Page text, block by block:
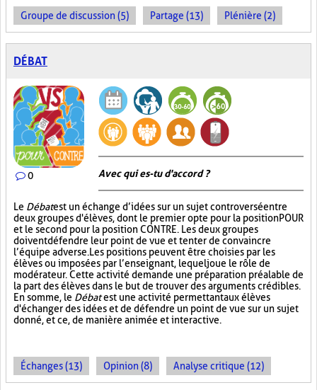
Groupe de discussion (5) Partage (13) Plénière (2)
DÉBAT
0 Avec qui es-tu d'accord ?
Le Débatest un échange d’idées sur un sujet controversé entre
deux groupes d'élèves, dont le premier opte pour la position POUR
et le second pour la position CONTRE. Les deux groupes
doivent défendre leur point de vue et tenter de convaincre
l’équipe adverse. Les positions peuvent être choisies par les
élèves ou imposées par l’enseignant, lequel joue le rôle de
modérateur. Cette activité demande une préparation préalable de
la part des élèves dans le but de trouver des arguments crédibles.
En somme, le Débatest une activité permettant aux élèves
d'échanger des idées et de défendre un point de vue sur un sujet
donné, et ce, de manière animée et interactive.
Échanges (13) Opinion (8) Analyse critique (12)